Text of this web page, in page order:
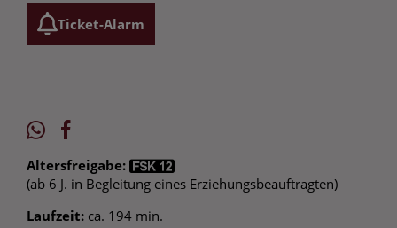
Ticket-Alarm
Altersfreigabe:
(ab 6 J. in Begleitung eines Erziehungsbeauftragten)
Laufzeit: ca. 194 min.